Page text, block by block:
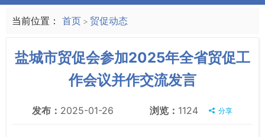
当前位置： 首页 > 贸促动态
盐城市贸促会参加2025年全省贸促工
作会议并作交流发言
发布： 2025-01-26 浏览： 1124 分享